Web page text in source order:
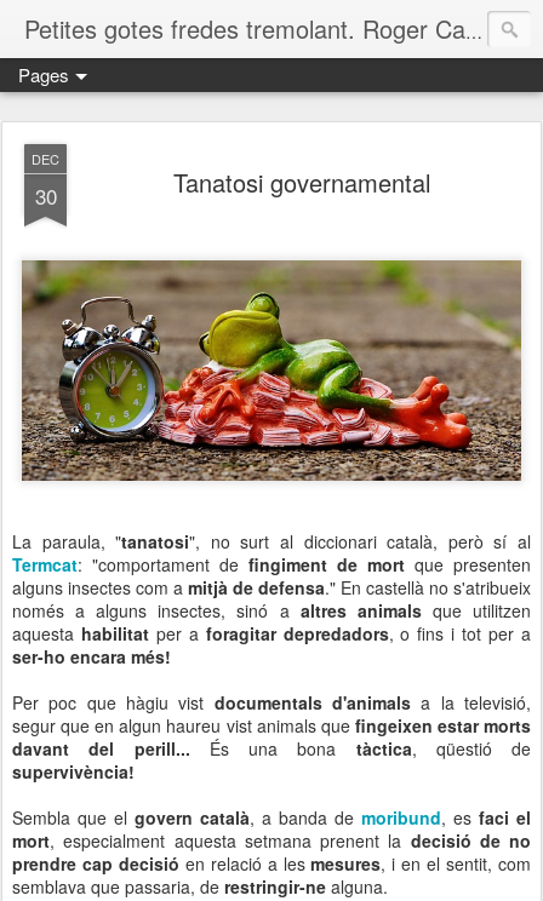
Petites gotes fredes tremolant. Roger Casero Gumbau. Girona
Pages
DEC
30 Tanatosi governamental
La paraula, "tanatosi", no surt al diccionari català, però sí al
Termcat: "comportament de fingiment de mort que presenten
alguns insectes com a mitjà de defensa." En castellà no s'atribueix
només a alguns insectes, sinó aaltres animalsque utilitzen
aquesta habilitatper a foragitar depredadors, o fins i tot per a
ser-ho encara més!
Per poc que hàgiu vist documentals d'animalsa la televisió,
segur que en algun haureu vist animals que fingeixen estar morts
davant del perill... És una bona tàctica, qüestió de
supervivència!
Sembla que el govern català, a banda de moribund, es faci el
mort, especialment aquesta setmana prenent la decisió de no
prendre cap decisió en relació a lesmesures, i en el sentit, com
semblava que passaria, de restringir-ne alguna.